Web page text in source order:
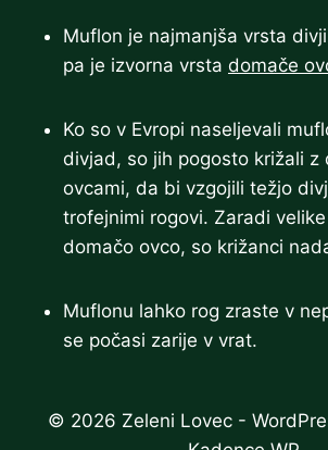
Muflon je najmanjša vrsta
pa je izvorna vrsta domače
Ko so v Evropi naseljevali
divjad, so jih pogosto križali z
ovcami, da bi vzgojili težjo
trofejnimi rogovi. Zaradi
domačo ovco, so križanci
Muflonu lahko rog zraste v
se počasi zarije v vrat.
© 2026 Zeleni Lovec -